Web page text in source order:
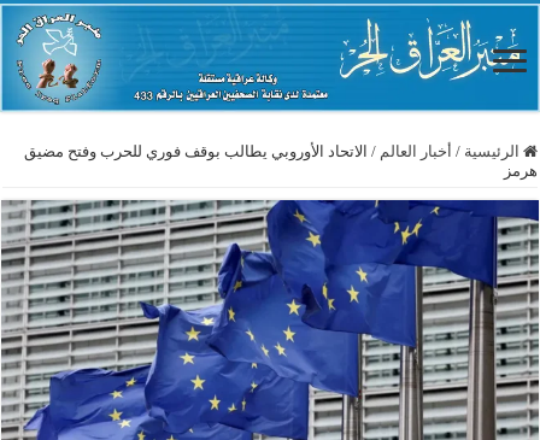
الرئيسية / أخبار العالم / الاتحاد الأوروبي يطالب بوقف فوري للحرب وفتح مضيق
هرمز